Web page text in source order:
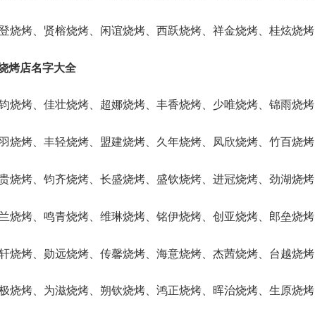
烧烤、贤榕烧烤、闲谊烧烤、西跃烧烤、祥金烧烤、桂炫烧烤
烤店名字大全
烧烤、佳壮烧烤、超娜烧烤、丰香烧烤、少唯烧烤、锦雨烧烤
烧烤、丰轻烧烤、盟建烧烤、久年烧烤、凤欣烧烤、竹百烧烤
烧烤、钧齐烧烤、长盛烧烤、盛钦烧烤、进冠烧烤、劲湖烧烤
烧烤、鸣青烧烤、维琳烧烤、铭伊烧烤、创亚烧烤、郎垒烧烤
烧烤、勋远烧烤、传馨烧烤、海意烧烤、杰茜烧烤、台越烧烤
烧烤、为滋烧烤、朔钦烧烤、鸿正烧烤、晖治烧烤、生原烧烤